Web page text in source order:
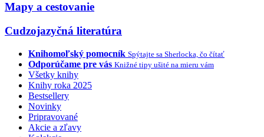
Mapy a cestovanie
Cudzojazyčná literatúra
Knihomoľský pomocník Spýtajte sa Sherlocka, čo čítať
Odporúčame pre vás Knižné tipy ušité na mieru vám
Všetky knihy
Knihy roka 2025
Bestsellery
Novinky
Pripravované
Akcie a zľavy